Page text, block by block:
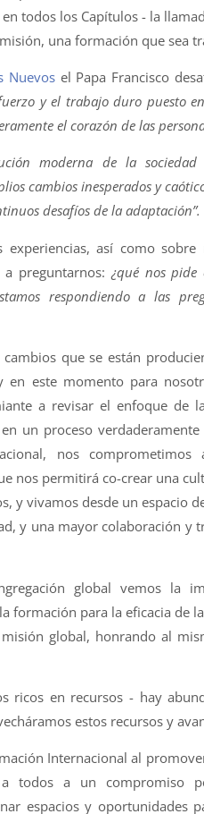
todos los Capítulos - la
una formación que sea
Nuevos el Papa Francisco
y el trabajo duro puesto
el corazón de las
moderna de la
cambios inesperados y
desafíos de la adaptación”.
experiencias, así como
preguntarnos: ¿qué nos pide
respondiendo a las
que se están
en este momento para
a revisar el enfoque de
un proceso
nos comprometimos
nos permitirá co-crear una
y vivamos desde un espacio
y una mayor colaboración y
global vemos la
formación para la eficacia de
global, honrando al
ricos en recursos - hay
estos recursos y
Internacional al
a todos a un compromiso
espacios y oportunidades